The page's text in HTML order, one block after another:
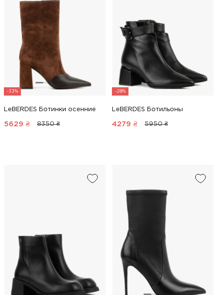
-33%
LeBERDES Ботинки осенние
5629 ₴ 8350 ₴
-28%
LeBERDES Ботильоны
4279 ₴ 5950 ₴